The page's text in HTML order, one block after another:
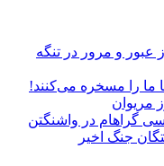
عبور و مرور در تنگه
ما را مسخره می‌کنند!
مریوان
گراهام در واشنگتن
جنگ اخیر